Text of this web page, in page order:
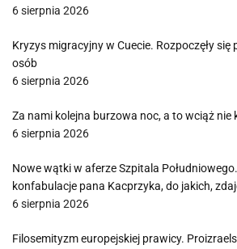
6 sierpnia 2026
Kryzys migracyjny w Cuecie. Rozpoczęły się
osób
6 sierpnia 2026
Za nami kolejna burzowa noc, a to wciąż nie
6 sierpnia 2026
Nowe wątki w aferze Szpitala
konfabulacje pana Kacprzyka, do jakich,
6 sierpnia 2026
Filosemityzm europejskiej prawicy.